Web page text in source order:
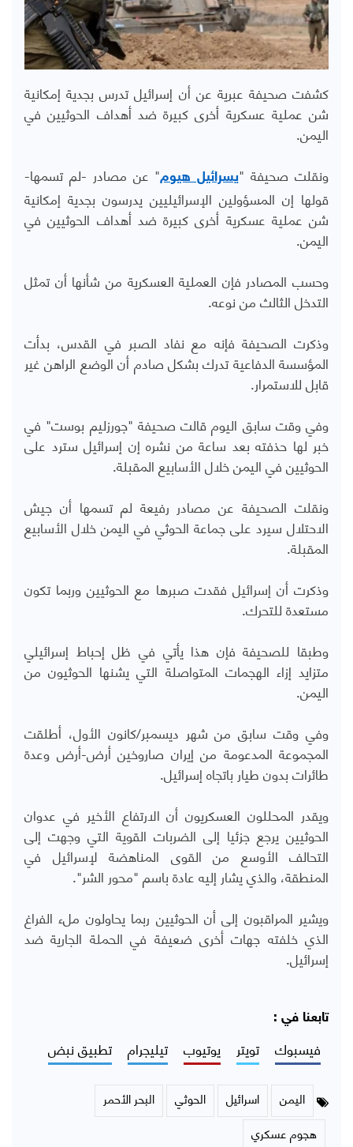
كشفت صحيفة عبرية عن أن إسرائيل تدرس بجدية إمكانية
شن عملية عسكرية أخرى كبيرة ضد أهداف الحوثيين في
اليمن.
ونقلت صحيفة "يسرائيل هيوم" عن مصادر -لم تسمها-
قولها إن المسؤولين الإسرائيليين يدرسون بجدية إمكانية
شن عملية عسكرية أخرى كبيرة ضد أهداف الحوثيين في
اليمن.
وحسب المصادر فإن العملية العسكرية من شأنها أن تمثل
التدخل الثالث من نوعه.
وذكرت الصحيفة فإنه مع نفاد الصبر في القدس، بدأت
المؤسسة الدفاعية تدرك بشكل صادم أن الوضع الراهن غير
قابل للاستمرار.
وفي وقت سابق اليوم قالت صحيفة "جورزليم بوست" في
خبر لها حذفته بعد ساعة من نشره إن إسرائيل سترد على
الحوثيين في اليمن خلال الأسابيع المقبلة.
ونقلت الصحيفة عن مصادر رفيعة لم تسمها أن جيش
الاحتلال سيرد على جماعة الحوثي في اليمن خلال الأسابيع
المقبلة.
وذكرت أن إسرائيل فقدت صبرها مع الحوثيين وربما تكون
مستعدة للتحرك.
وطبقا للصحيفة فإن هذا يأتي في ظل إحباط إسرائيلي
متزايد إزاء الهجمات المتواصلة التي يشنها الحوثيون من
اليمن.
وفي وقت سابق من شهر ديسمبر/كانون الأول، أطلقت
المجموعة المدعومة من إيران صاروخين أرض-أرض وعدة
طائرات بدون طيار باتجاه إسرائيل.
ويقدر المحللون العسكريون أن الارتفاع الأخير في عدوان
الحوثيين يرجع جزئيا إلى الضربات القوية التي وجهت إلى
التحالف الأوسع من القوى المناهضة لإسرائيل في
المنطقة، والذي يشار إليه عادة باسم "محور الشر".
ويشير المراقبون إلى أن الحوثيين ربما يحاولون ملء الفراغ
الذي خلفته جهات أخرى ضعيفة في الحملة الجارية ضد
إسرائيل.
تابعنا في :
فيسبوك تويتر يوتيوب تيليجرام تطبيق نبض
اليمن اسرائيل الحوثي
البحر الأحمر
هجوم عسكري